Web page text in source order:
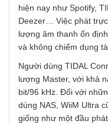
hiện nay như Spotify,
Deezer… Việc phát
lượng âm thanh ổn
và không chiếm dụng
Người dùng TIDAL
lượng Master, với khả
bit/96 kHz. Đối với
dùng NAS, WiiM Ultra
giống như một đầu